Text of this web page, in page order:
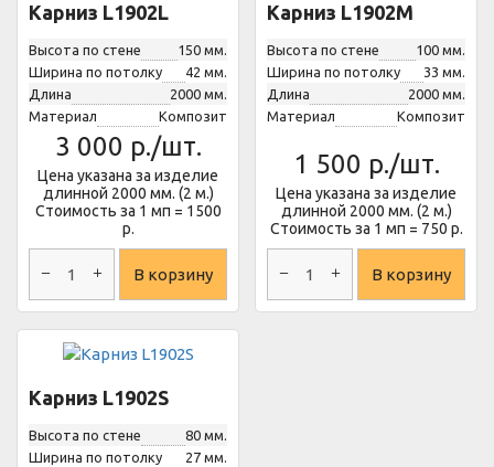
Карниз L1902L
Высота по стене
150 мм.
Ширина по потолку
42 мм.
Длина
2000 мм.
Материал
Композит
3 000 р./шт.
Цена указана за изделие
длинной 2000 мм. (2 м.)
Стоимость за 1 мп = 1500
р.
В корзину
Карниз L1902M
Высота по стене
100 мм.
Ширина по потолку
33 мм.
Длина
2000 мм.
Материал
Композит
1 500 р./шт.
Цена указана за изделие
длинной 2000 мм. (2 м.)
Стоимость за 1 мп = 750 р.
В корзину
Карниз L1902S
Высота по стене
80 мм.
Ширина по потолку
27 мм.